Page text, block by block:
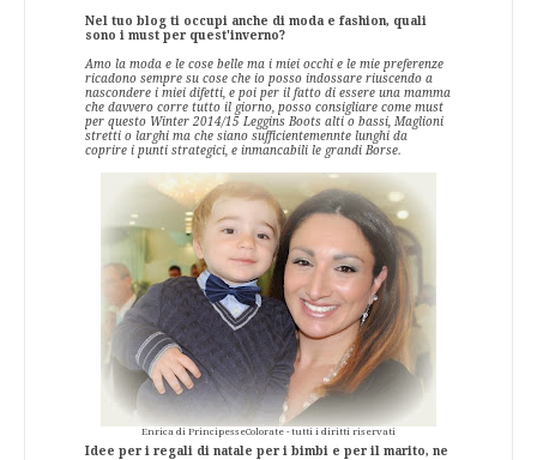
Nel tuo blog ti occupi anche di moda e fashion, quali
sono i must per quest'inverno?
Amo la moda e le cose belle ma i miei occhi e le mie preferenze
ricadono sempre su cose che io posso indossare riuscendo a
nascondere i miei difetti, e poi per il fatto di essere una mamma
che davvero corre tutto il giorno, posso consigliare come must
per questo Winter 2014/15 Leggins Boots alti o bassi, Maglioni
stretti o larghi ma che siano sufficientemennte lunghi da
coprire i punti strategici, e inmancabili le grandi Borse.
Enrica di PrincipesseColorate - tutti i diritti riservati
Idee per i regali di natale per i bimbi e per il marito, ne